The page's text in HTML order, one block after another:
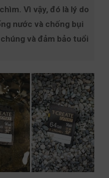
Vì vậy, đó là lý do
nước và chống bụi
và đảm bảo tuổi